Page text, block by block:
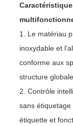
1. Le matériau
inoxydable et
conforme aux
structure
2. Contrôle
sans
étiquette et